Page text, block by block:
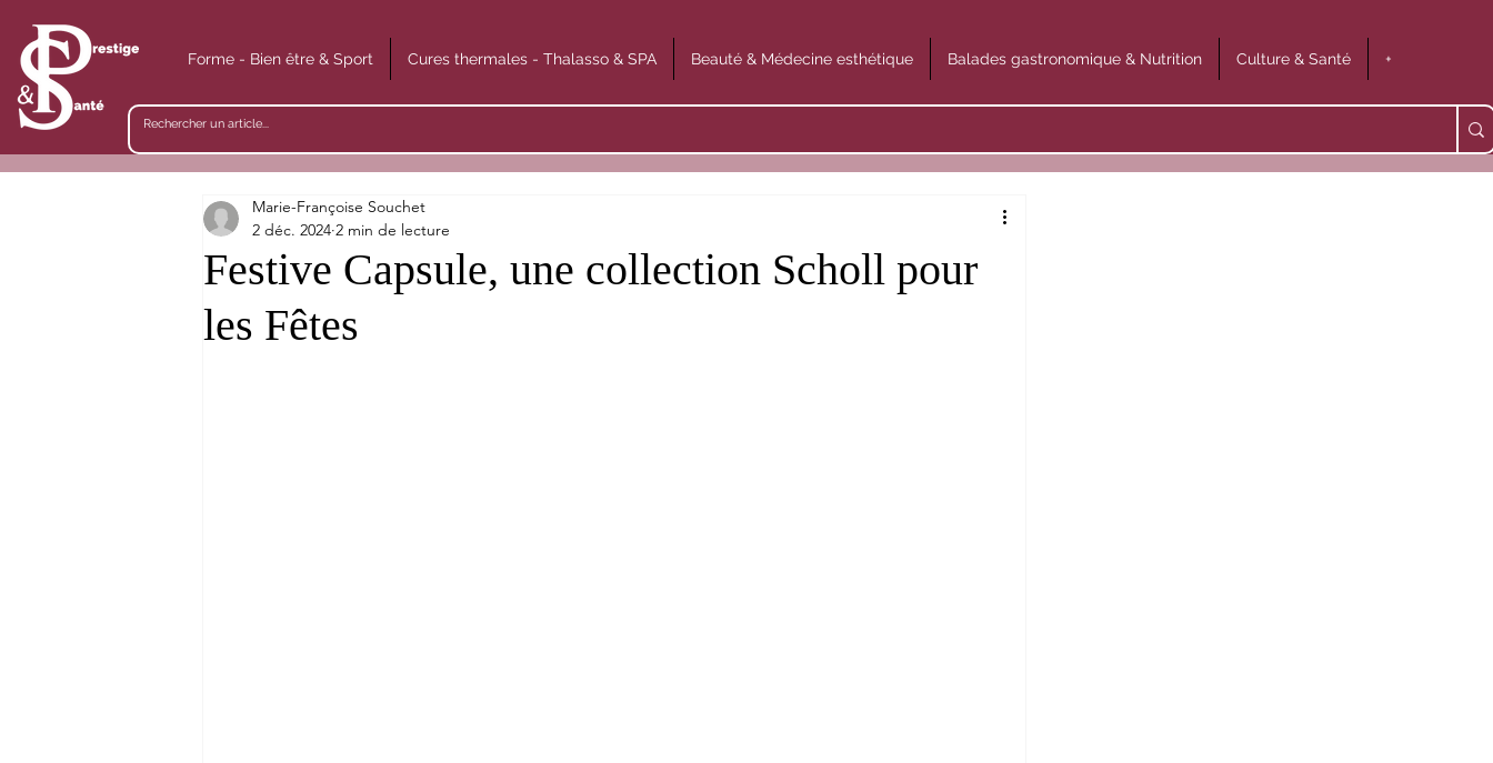
Forme - Bien être & Sport Cures thermales - Thalasso & SPA Beauté & Médecine esthétique Balades gastronomique & Nutrition Culture & Santé +
Festive Capsule, une collection Scholl pour
les Fêtes
Marie-Françoise Souchet
2 déc. 2024 2 min de lecture